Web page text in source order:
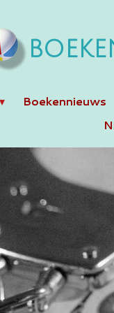
Boekennieuws